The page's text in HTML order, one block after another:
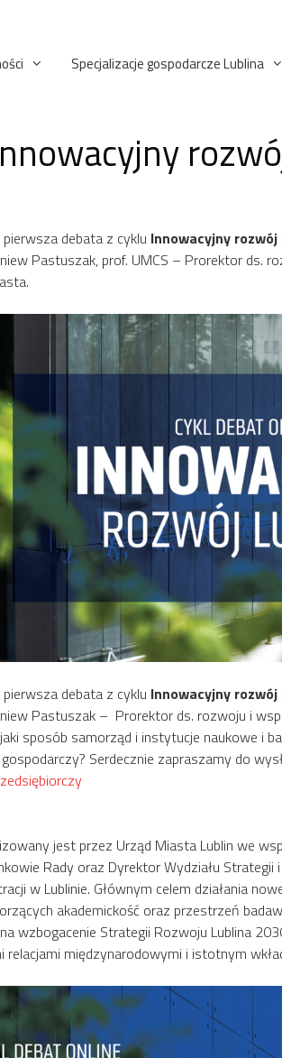
Specjalizacje gospodarcze Lublina
debata z cyklu Innowacyjny rozwój
Pastuszak, prof. UMCS – Prorektor ds.
debata z cyklu Innowacyjny rozwój
Pastuszak – Prorektor ds. rozwoju i
sposób samorząd i instytucje naukowe i
Serdecznie zapraszamy do
jest przez Urząd Miasta Lublin we
Rady oraz Dyrektor Wydziału
w Lublinie. Głównym celem działania
akademickość oraz przestrzeń
wzbogacenie Strategii Rozwoju Lublina
relacjami międzynarodowymi i istotnym